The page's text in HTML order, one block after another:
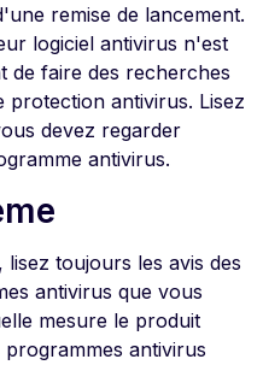
remise de lancement.
logiciel antivirus n'est
de faire des recherches
antivirus. Lisez
devez regarder
antivirus.
toujours les avis des
antivirus que vous
mesure le produit
antivirus